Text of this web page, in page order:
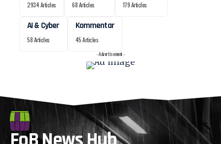
2934 Articles 68 Articles 179 Articles
AI & Cyber
58 Articles
Kommentar
45 Articles
- Advertisement -